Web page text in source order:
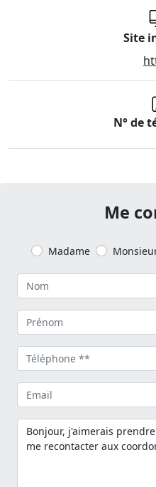
Site
N° de
Me
Madame